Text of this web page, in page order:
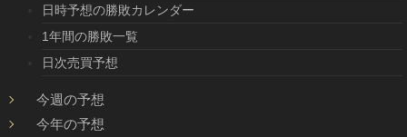
日時予想の勝敗カレンダー
1年間の勝敗一覧
日次売買予想
今週の予想
今年の予想